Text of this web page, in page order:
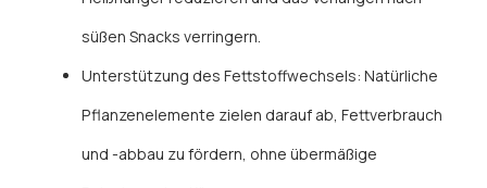
süßen Snacks verringern.
Unterstützung des Fettstoffwechsels: Natürliche
Pflanzenelemente zielen darauf ab, Fettverbrauch
und -abbau zu fördern, ohne übermäßige